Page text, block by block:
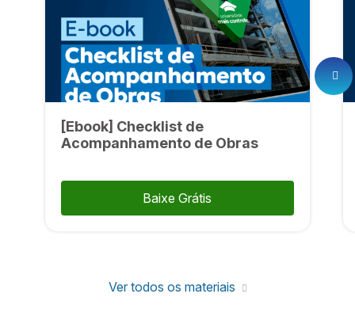
[Ebook] Checklist de
Acompanhamento de Obras
Baixe Grátis
Ver todos os materiais